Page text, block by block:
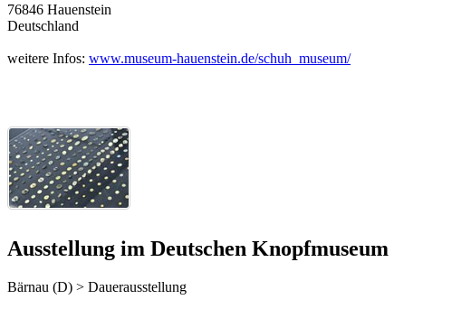
76846 Hauenstein
Deutschland
weitere Infos: www.museum-hauenstein.de/schuh_museum/
Ausstellung im Deutschen Knopfmuseum
Bärnau (D) > Dauerausstellung